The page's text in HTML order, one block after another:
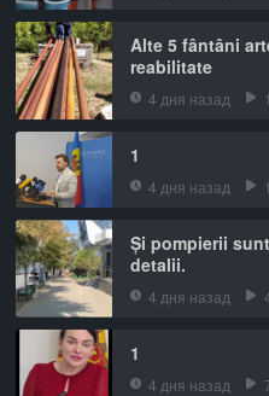
Alte 5 fântâni
reabilitate
4 дня назад
1
4 дня назад
Și pompierii
detalii.
4 дня назад
1
4 дня назад